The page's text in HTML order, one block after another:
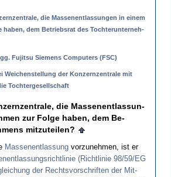
die Mas­sen­ent­las­sun­gen in ei­nem
ha­ben, dem Be­triebs­rat des Toch­ter­un­ter­neh­
Fu­jit­su Sie­mens Com­pu­ters (FSC)
der Kon­zern­zen­tra­le mit
Toch­ter­ge­sell­schaft
die Mas­sen­ent­las­sun­
zur Fol­ge ha­ben, dem Be­
mit­zu­tei­len?
Mas­sen­ent­las­sungvor­zu­neh­men, ist er
(Richt­li­nie 98/59/EG
der Rechts­vor­schrif­ten der Mit­